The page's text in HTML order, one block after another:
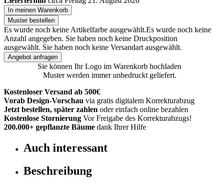
In meinen Warenkorb
Muster bestellen
Es wurde noch keine Artikelfarbe ausgewählt.Es wurde noch keine
Anzahl angegeben. Sie haben noch keine Druckposition
ausgewählt. Sie haben noch keine Versandart ausgewählt.
Angebot anfragen
Sie können Ihr Logo im Warenkorb hochladen
Muster werden immer unbedruckt geliefert.
Kostenloser Versand ab 500€
Vorab Design-Vorschau via gratis digitalem Korrekturabzug
Jetzt bestellen, später zahlen oder einfach online bezahlen
Kostenlose Stornierung Vor Freigabe des Korrekturabzugs!
200.000+ gepflanzte Bäume dank Ihrer Hilfe
Auch interessant
Beschreibung